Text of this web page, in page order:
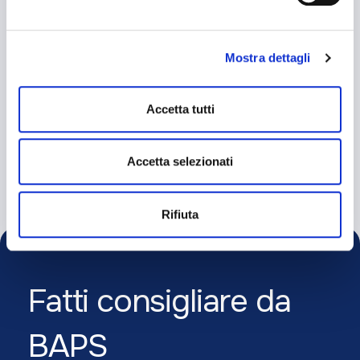
esprimere le preferenze sui singoli cookie. Chiudendo questo
mantenendo le impostazioni di default (solo cookie tecnici
attivi).
Mostra dettagli
Accetta tutti
Accetta selezionati
Rifiuta
Leggi Tutto
Fatti consigliare da
BAPS